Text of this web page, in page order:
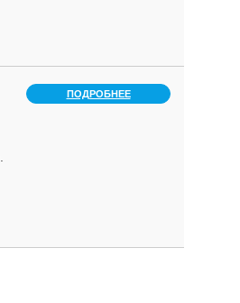
ПОДРОБНЕЕ